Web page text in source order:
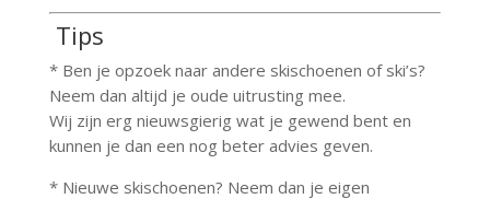
Tips
* Ben je opzoek naar andere skischoenen of ski’s?
Neem dan altijd je oude uitrusting mee.
Wij zijn erg nieuwsgierig wat je gewend bent en
kunnen je dan een nog beter advies geven.
* Nieuwe skischoenen? Neem dan je eigen